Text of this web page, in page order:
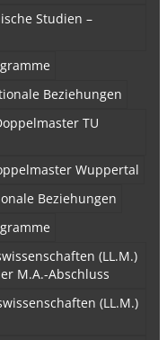
Studien –
Beziehungen
TU
Wuppertal
Beziehungen
(LL.M.)
M.A.-Abschluss
(LL.M.)